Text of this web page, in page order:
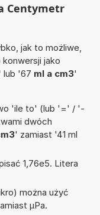
Centymetr
jak to możliwe,
jako
lub '67 ml a cm3'
'ile to' (lub '=' / '-
dwóch
' zamiast '41 ml
1,76e5. Litera
można użyć
µPa.